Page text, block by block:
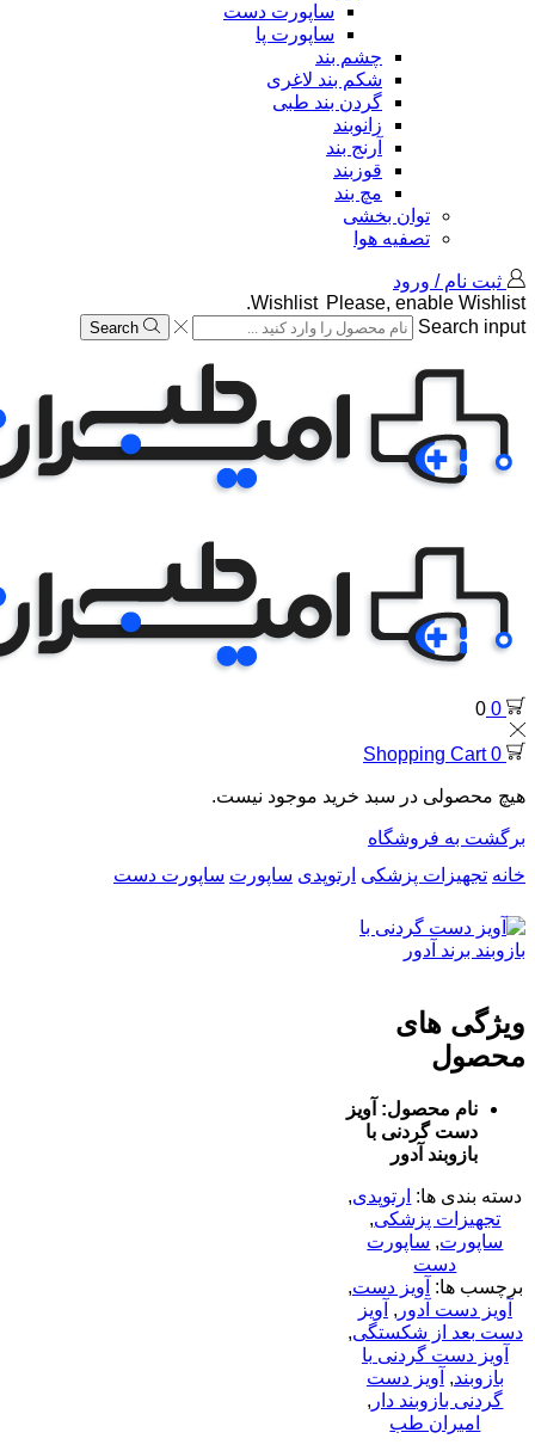
ساپورت دست
ساپورت پا
چشم بند
شکم بند لاغری
گردن بند طبی
زانوبند
آرنج بند
قوزبند
مچ بند
توان بخشی
تصفیه هوا
ثبت نام / ورود
Wishlist Please, enable Wishlist.
Search input
Search
0
0
0
Shopping Cart
هیچ محصولی در سبد خرید موجود نیست.
برگشت به فروشگاه
خانه تجهیزات پزشکی ارتوپدی ساپورت ساپورت دست
ویژگی های
محصول
نام محصول: آویز
دست گردنی با
بازوبند آدور
دسته بندی ها: ارتوپدی,
تجهیزات پزشکی,
ساپورت, ساپورت
دست
برچسب ها: آویز دست,
آویز دست آدور , آویز
دست بعد از شکستگی,
آویز دست گردنی با
بازوبند, آویز دست
گردنی بازوبند دار ,
امیران طب